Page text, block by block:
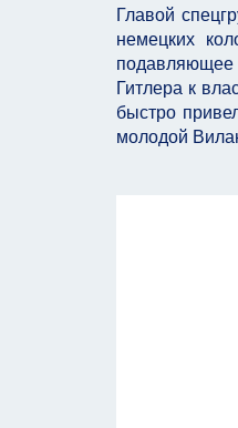
Главой
немецких
подавляющее
Гитлера к
быстро
молодой